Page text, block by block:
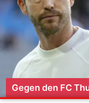
Gegen den FC